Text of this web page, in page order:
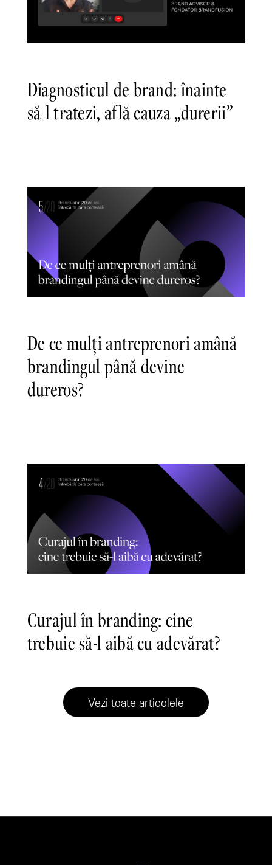
Diagnosticul de brand: înainte
să-l tratezi, află cauza „durerii”
De ce mulți antreprenori amână
brandingul până devine
dureros?
Curajul în branding: cine
trebuie să-l aibă cu adevărat?
Vezi toate articolele